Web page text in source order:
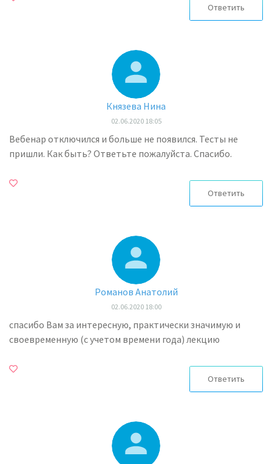
Ответить
Князева Нина
02.06.2020 18:05
Вебенар отключился и больше не появился. Тесты не
пришли. Как быть? Ответьте пожалуйста. Спасибо.
Ответить
Романов Анатолий
02.06.2020 18:00
спасибо Вам за интересную, практически значимую и
своевременную (с учетом времени года) лекцию
Ответить